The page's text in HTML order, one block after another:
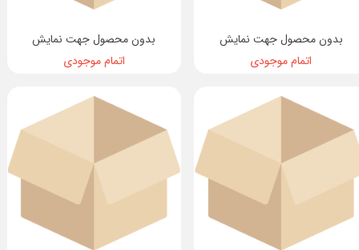
بدون محصول جهت نمایش
اتمام موجودی
بدون محصول جهت نمایش
اتمام موجودی